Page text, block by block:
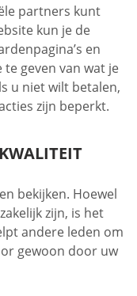
partners kunt
kun je de
en
geven van wat je
u niet wilt betalen,
zijn beperkt.
bekijken. Hoewel
zijn, is het
andere leden om
gewoon door uw